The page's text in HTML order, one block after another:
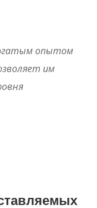
опытом
им